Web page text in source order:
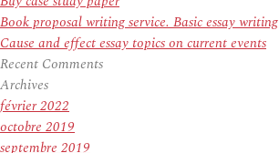
Book proposal writing service. Basic essay writing
Cause and effect essay topics on current events
Recent Comments
Archives
février 2022
octobre 2019
septembre 2019